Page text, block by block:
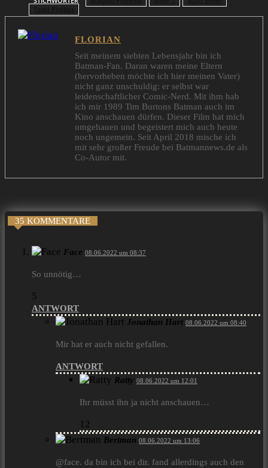
FLORIAN
Seit meinem siebten Lebensjahr bin ich
Batman-Fan. Daran waren meine Eltern
(hervorheben möchte ich hier meinen Vater)
nicht ganz unschuldig: er selbst war
leidenschaftlicher Comic-Nerd. Mit ihm hab
ich mir 1989 Tim Burtons Batman auch im
Kino anschauen dürfen. Dieser Film hat mich
umgehauen und begeistert mich auch heute
noch ungemein. Seit April 2018 mische ich
mit sehr großer Freude bei Batmannews.de als
Co-Autor mit.
35 KOMMENTARE
Face 08.06.2022 um 08:37
So unnötig…
5
ANTWORT
Jonathan Hart 08.06.2022 um 08:40
Mir hat er auch nicht gefallen.
ANTWORT
Ratty 08.06.2022 um 12:01
Ihr müsst ihn ja nicht anschauen…
12
Bertman 08.06.2022 um 13:06
@face. da bin ich bei dir. fand allerdings auch den